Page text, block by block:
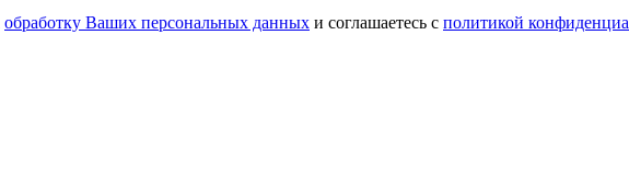
обработку Ваших персональных данных и соглашаетесь с политикой